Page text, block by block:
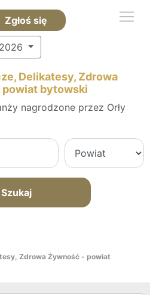
Zgłoś się
2026
Delikatesy, Zdrowa
bytowski
nagrodzone przez Orły
Szukaj
Zdrowa Żywność - powiat